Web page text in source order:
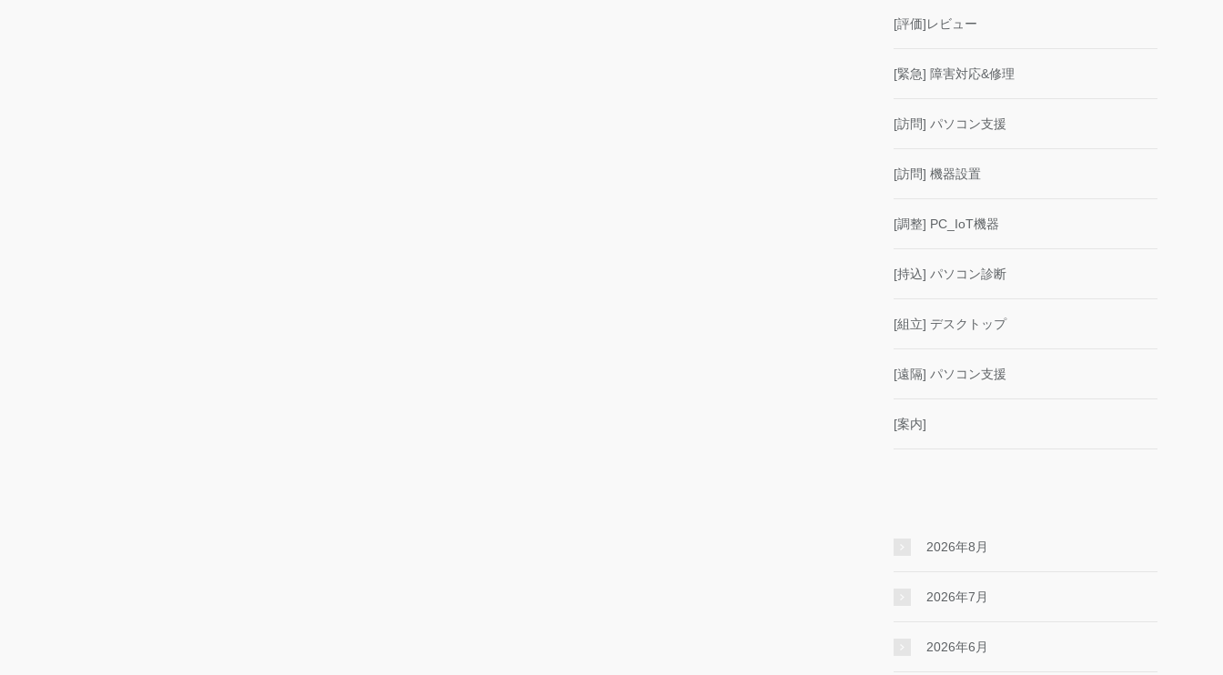
[評価]レビュー
[緊急] 障害対応&修理
[訪問] パソコン支援
[訪問] 機器設置
[調整] PC_IoT機器
[持込] パソコン診断
[組立] デスクトップ
[遠隔] パソコン支援
[案内]
2026年8月
2026年7月
2026年6月